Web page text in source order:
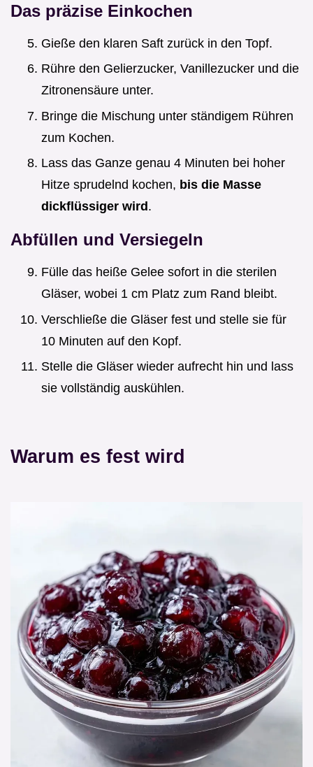
Das präzise Einkochen
Gieße den klaren Saft zurück in den Topf.
Rühre den Gelierzucker, Vanillezucker und die
Zitronensäure unter.
Bringe die Mischung unter ständigem Rühren
zum Kochen.
Lass das Ganze genau 4 Minuten bei hoher
Hitze sprudelnd kochen, bis die Masse
dickflüssiger wird .
Abfüllen und Versiegeln
Fülle das heiße Gelee sofort in die sterilen
Gläser, wobei 1 cm Platz zum Rand bleibt.
Verschließe die Gläser fest und stelle sie für
10 Minuten auf den Kopf.
Stelle die Gläser wieder aufrecht hin und lass
sie vollständig auskühlen.
Warum es fest wird